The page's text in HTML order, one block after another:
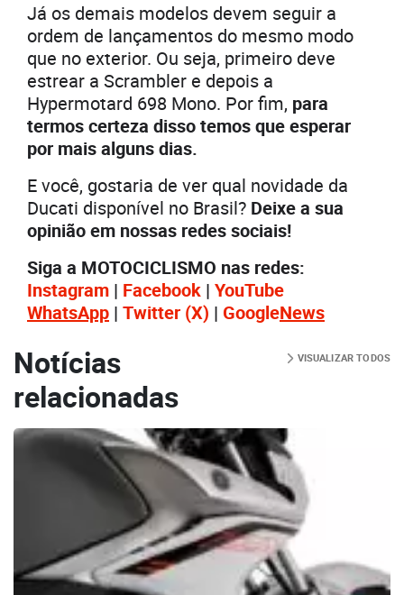
Já os demais modelos devem seguir a
ordem de lançamentos do mesmo modo
que no exterior. Ou seja, primeiro deve
estrear a Scrambler e depois a
Hypermotard 698 Mono. Por fim, para
termos certeza disso temos que esperar
por mais alguns dias.
E você, gostaria de ver qual novidade da
Ducati disponível no Brasil? Deixe a sua
opinião em nossas redes sociais!
Siga a MOTOCICLISMO nas redes:
Instagram | Facebook | YouTube
WhatsApp | Twitter (X) | GoogleNews
Notícias
relacionadas
VISUALIZAR TODOS